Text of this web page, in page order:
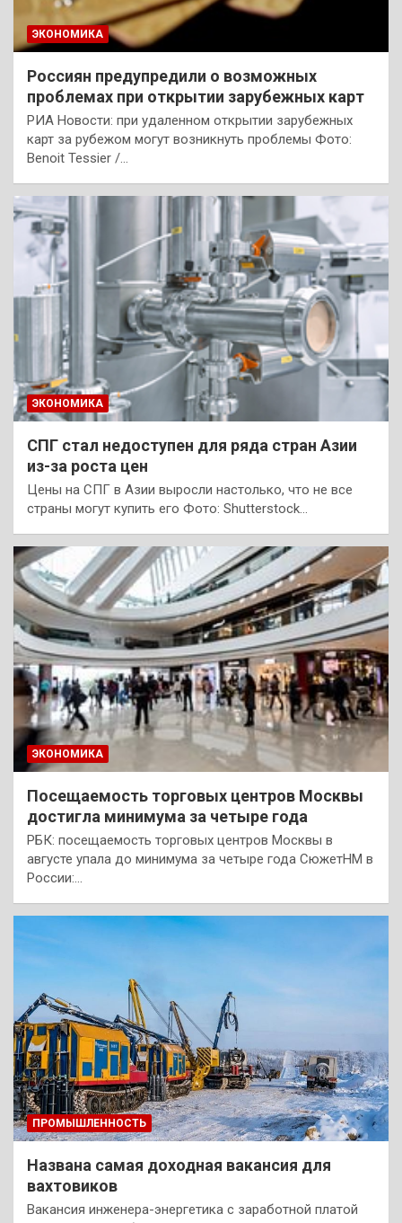
ЭКОНОМИКА
Россиян предупредили о возможных
проблемах при открытии зарубежных карт
РИА Новости: при удаленном открытии зарубежных
карт за рубежом могут возникнуть проблемы Фото:
Benoit Tessier /…
ЭКОНОМИКА
СПГ стал недоступен для ряда стран Азии
из-за роста цен
Цены на СПГ в Азии выросли настолько, что не все
страны могут купить его Фото: Shutterstock…
ЭКОНОМИКА
Посещаемость торговых центров Москвы
достигла минимума за четыре года
РБК: посещаемость торговых центров Москвы в
августе упала до минимума за четыре года СюжетHM в
России:…
ПРОМЫШЛЕННОСТЬ
Названа самая доходная вакансия для
вахтовиков
Вакансия инженера-энергетика с заработной платой